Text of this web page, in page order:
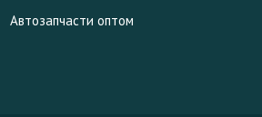
Автозапчасти оптом